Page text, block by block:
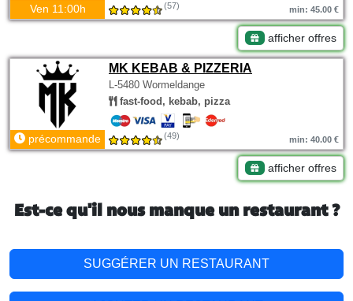
Ven 11:00h (57) min: 45.00 €
afficher offres
MK KEBAB & PIZZERIA
L-5480 Wormeldange
fast-food, kebab, pizza
précommande (49) min: 40.00 €
afficher offres
Est-ce qu'il nous manque un restaurant ?
SUGGÉRER UN RESTAURANT